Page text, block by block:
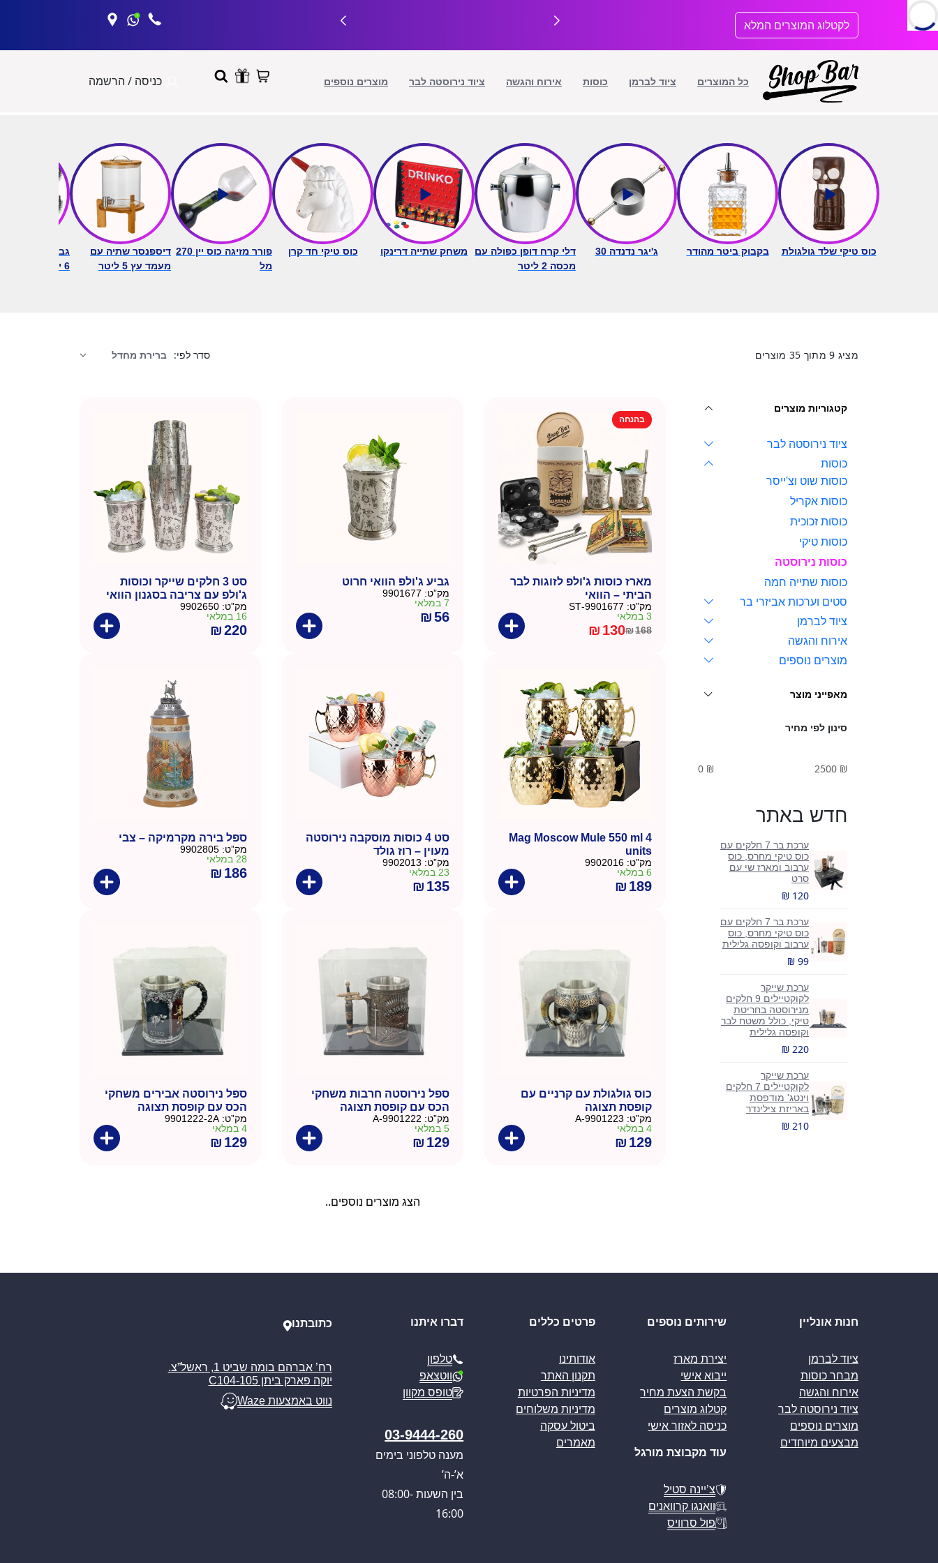
לקטלוג המוצרים המלא
כל המוצרים ציוד לברמן כוסות אירוח והגשה ציוד נירוסטה לבר מוצרים נוספים כניסה / הרשמה
כוס טיקי שלד גולגולת בקבוק ביטר מהודר ג'יגר נדנדה 30
דלי קרח דופן כפולה עם
מכסה 2 ליטר
משחק שתייה דרינקו כוס טיקי חד קרן
פורר מזיגה כוס יין 270
מל
דיספנסר שתיה עם
מעמד עץ 5 ליטר
גביע טיקי
6 יחידות
מציג 9מתוך 35 מוצרים סדר לפי:
קטגוריות מוצרים
ציוד נירוסטה לבר
כוסות
כוסות שוט וצ'ייסר
כוסות אקריל
כוסות זכוכית
כוסות טיקי
כוסות נירוסטה
כוסות שתייה חמה
סטים וערכות אביזרי בר
ציוד לברמן
אירוח והגשה
מוצרים נוספים
מאפייני מוצר
סינון לפי מחיר
₪
2500
₪
0
חדש באתר
ערכת בר 7 חלקים עם
כוס טיקי מחרס, כוס
ערבוב ומארז שי עם
סרט
₪ 120
ערכת בר 7 חלקים עם
כוס טיקי מחרס, כוס
ערבוב וקופסה גלילית
₪ 99
ערכת שייקר
לקוקטיילים 9 חלקים
מנירוסטה בחריטת
טיקי, כולל משטח לבר
וקופסה גלילית
₪ 220
ערכת שייקר
לקוקטיילים 7 חלקים
וינטג' מודפסת
באריזת צילינדר
₪ 210
בהנחה
מארז כוסות ג'ולפ לזוגות לבר
הביתי – הוואי
מק”ט: 9901677-ST
3 במלאי
₪168
המחיר
₪ 130המחיר
גביע ג'ולפ הוואי חרוט
מק”ט: 9901677
7 במלאי
₪56
סט 3 חלקים שייקר וכוסות
ג'ולפ עם צריבה בסגנון הוואי
מק”ט: 9902650
16 במלאי
₪220
Mag Moscow Mule 550 ml 4
units
מק”ט: 9902016
6 במלאי
₪ 189
סט 4 כוסות מוסקבה נירוסטה
מעוין – רוז גולד
מק”ט: 9902013
23 במלאי
₪ 135
ספל בירה מקרמיקה – צבי
מק”ט: 9902805
28 במלאי
₪ 186
כוס גולגולת עם קרניים עם
קופסת תצוגה
מק”ט: 9901223-A
4 במלאי
₪ 129
ספל נירוסטה חרבות משחקי
הכס עם קופסת תצוגה
מק”ט: 9901222-A
5 במלאי
₪ 129
ספל נירוסטה אבירים משחקי
הכס עם קופסת תצוגה
מק”ט: 9901222-2A
4 במלאי
₪ 129
הצג מוצרים נוספים..
חנות אונליין
ציוד לברמן
מבחר כוסות
אירוח והגשה
ציוד נירוסטה לבר
מוצרים נוספים
מבצעים מיוחדים
שירותים נוספים
יצירת מארז
ייבוא אישי
בקשת הצעת מחיר
קטלוג מוצרים
כניסה לאזור אישי
עוד מקבוצת מורגל
צ’יינה סטיל
וואנגו קרוואנים
פול סרוויס
פרטים כללים
אודותינו
תקנון האתר
מדיניות הפרטיות
מדיניות משלוחים
ביטול עסקה
מאמרים
דברו איתנו
טלפון
ווטצאפ
טופס מקוון
03-9444-260
מענה טלפוני בימים
א’-ה’
בין השעות 08:00-
16:00
כתובתנו
רח’ אברהם בומה שביט 1, ראשל”צ.
יוקה פארק ביתן C104-105
נווט באמצעות Waze